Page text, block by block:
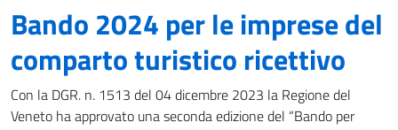
Bando 2024 per le imprese del
comparto turistico ricettivo
Con la DGR. n. 1513 del 04 dicembre 2023 la Regione del
Veneto ha approvato una seconda edizione del “Bando per